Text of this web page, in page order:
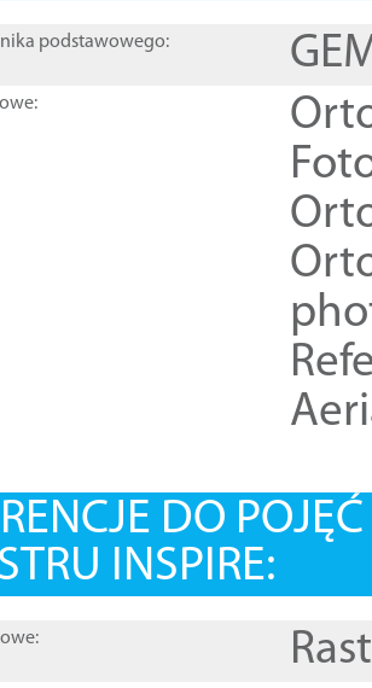
podstawowego:
DO
INSPIRE: